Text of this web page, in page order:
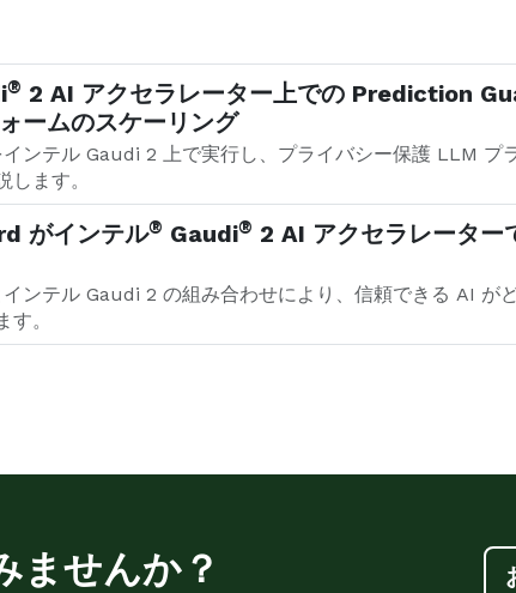
® 2 AI アクセラレーター上での Prediction
ームのスケーリング
ンテル Gaudi 2 上で実行し、プライバシー保護 LLM プ
ます。
がインテル® Gaudi® 2 AI アクセラレーター
ンテル Gaudi 2 の組み合わせにより、信頼できる AI が
。
せんか？